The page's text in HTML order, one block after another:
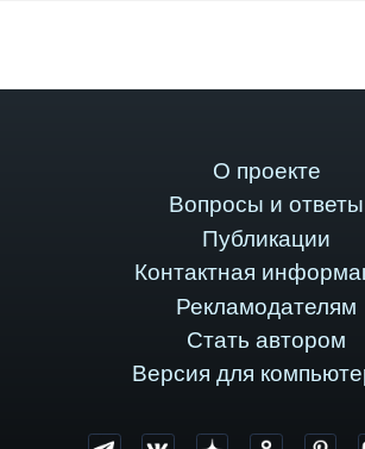
О проекте
Вопросы и ответы
Публикации
Контактная
Рекламодателям
Стать автором
Версия для